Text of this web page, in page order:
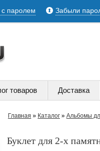
с паролем Забыли
товаров Доставка
Главная » Каталог » Альбомы
Буклет для 2-х